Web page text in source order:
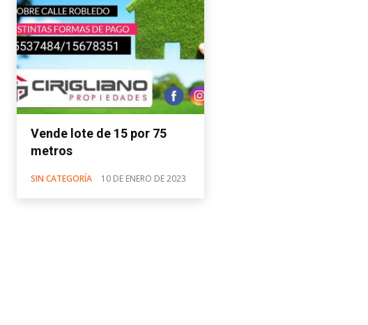
Vende lote de 15 por 75
metros
SIN CATEGORÍA 10 DE ENERO DE 2023